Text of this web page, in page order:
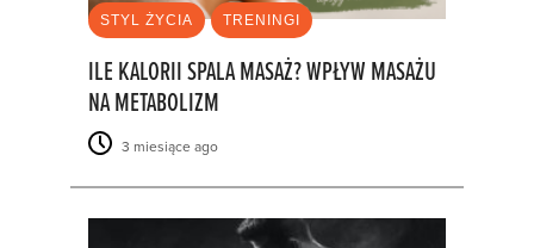
STYL ŻYCIA TRENINGI
ILE KALORII SPALA MASAŻ? WPŁYW MASAŻU
NA METABOLIZM
3 miesiące ago